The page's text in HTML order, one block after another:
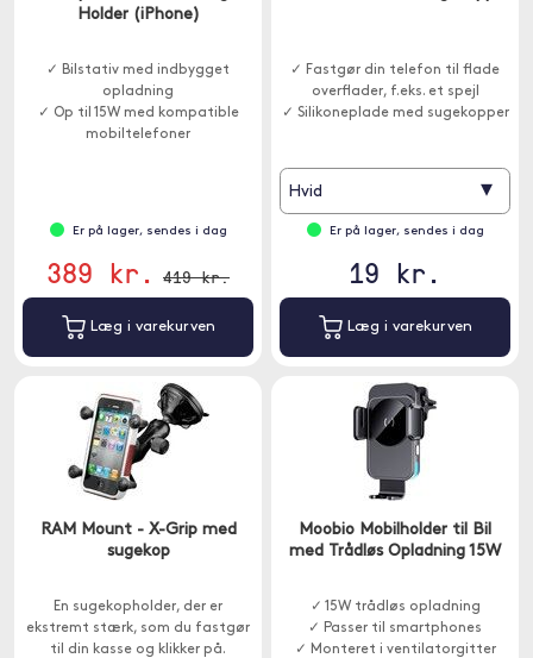
Holder (iPhone)
✓ Bilstativ med indbygget
opladning
✓ Op til 15W med kompatible
mobiltelefoner
Er på lager, sendes i dag
389 kr. 419 kr.
Læg i varekurven
✓ Fastgør din telefon til flade
overflader, f.eks. et spejl
✓ Silikoneplade med sugekopper
Hvid ▾
Er på lager, sendes i dag
19 kr.
Læg i varekurven
RAM Mount - X-Grip med
sugekop
En sugekopholder, der er
ekstremt stærk, som du fastgør
til din kasse og klikker på.
Moobio Mobilholder til Bil
med Trådløs Opladning 15W
✓ 15W trådløs opladning
✓ Passer til smartphones
✓ Monteret i ventilatorgitter